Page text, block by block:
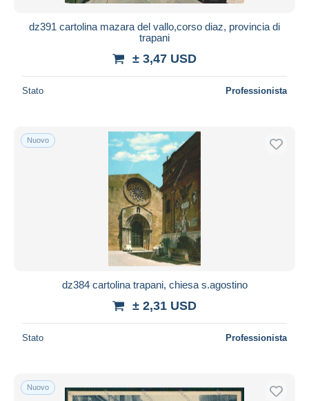
dz391 cartolina mazara del vallo,corso diaz, provincia di
trapani
± 3,47 USD
Stato Professionista
Nuovo
dz384 cartolina trapani, chiesa s.agostino
± 2,31 USD
Stato Professionista
Nuovo